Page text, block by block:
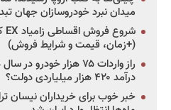
میدان نبرد خودروسازان جهان
(+زمان، قیمت و شرایط فروش)
درآمد ۴۲۰ هزار میلیاردی دولت؟
خبر خوب برای خریداران نیسان